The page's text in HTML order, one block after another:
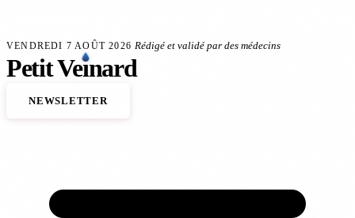
VENDREDI 7 AOÛT 2026 Rédigé et validé par des médecins
PetitVeınard
NEWSLETTER